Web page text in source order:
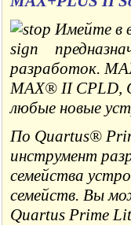
Имейте в
разработок.
MAX® II CPLD,
любые новые
По Quartus®
инструмент
семейства
семейств. Вы
Quartus Prime